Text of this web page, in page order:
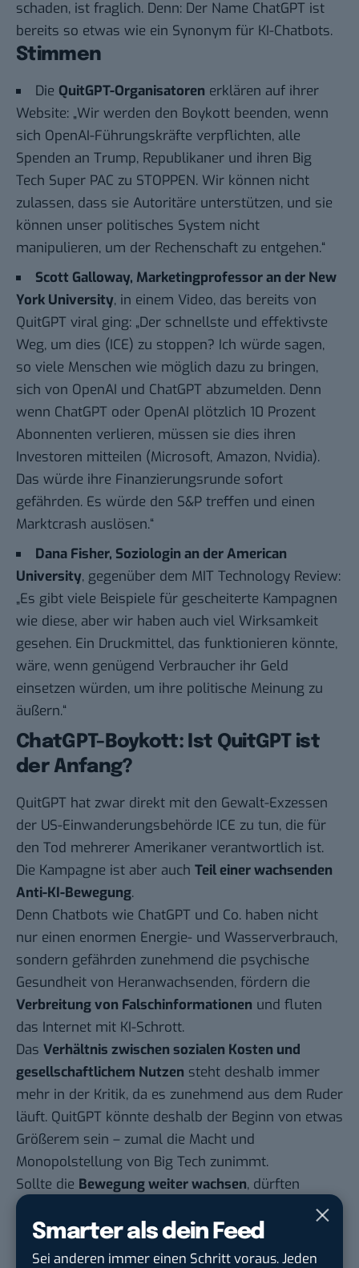
Smarter als dein Feed
Sei anderen immer einen Schritt voraus. Jeden
schaden, ist fraglich. Denn: Der Name ChatGPT ist
bereits so etwas wie ein Synonym für KI-Chatbots.
Stimmen
Die QuitGPT-Organisatoren erklären auf ihrer
Website: „Wir werden den Boykott beenden, wenn
sich OpenAI-Führungskräfte verpflichten, alle
Spenden an Trump, Republikaner und ihren Big
Tech Super PAC zu STOPPEN. Wir können nicht
zulassen, dass sie Autoritäre unterstützen, und sie
können unser politisches System nicht
manipulieren, um der Rechenschaft zu entgehen.“
Scott Galloway, Marketingprofessor an der New
York University, in einem Video, das bereits von
QuitGPT viral ging: „Der schnellste und effektivste
Weg, um dies (ICE) zu stoppen? Ich würde sagen,
so viele Menschen wie möglich dazu zu bringen,
sich von OpenAI und ChatGPT abzumelden. Denn
wenn ChatGPT oder OpenAI plötzlich 10 Prozent
Abonnenten verlieren, müssen sie dies ihren
Investoren mitteilen (Microsoft, Amazon, Nvidia).
Das würde ihre Finanzierungsrunde sofort
gefährden. Es würde den S&P treffen und einen
Marktcrash auslösen.“
Dana Fisher, Soziologin an der American
University, gegenüber dem MIT Technology Review:
„Es gibt viele Beispiele für gescheiterte Kampagnen
wie diese, aber wir haben auch viel Wirksamkeit
gesehen. Ein Druckmittel, das funktionieren könnte,
wäre, wenn genügend Verbraucher ihr Geld
einsetzen würden, um ihre politische Meinung zu
äußern.“
ChatGPT-Boykott: Ist QuitGPT ist
der Anfang?
QuitGPT hat zwar direkt mit den Gewalt-Exzessen
der US-Einwanderungsbehörde ICE zu tun, die für
den Tod mehrerer Amerikaner verantwortlich ist.
Die Kampagne ist aber auch Teil einer wachsenden
Anti-KI-Bewegung.
Denn Chatbots wie ChatGPT und Co. haben nicht
nur einen enormen Energie- und Wasserverbrauch,
sondern gefährden zunehmend die psychische
Gesundheit von Heranwachsenden, fördern die
Verbreitung von Falschinformationen und fluten
das Internet mit KI-Schrott.
Das Verhältnis zwischen sozialen Kosten und
gesellschaftlichem Nutzen steht deshalb immer
mehr in der Kritik, da es zunehmend aus dem Ruder
läuft. QuitGPT könnte deshalb der Beginn von etwas
Größerem sein – zumal die Macht und
Monopolstellung von Big Tech zunimmt.
Sollte die Bewegung weiter wachsen, dürften
mögliche Reaktionen von OpenAI mit Spannung zu
erwarten sein. Bislang hält sich das Unternehmen
zu QuitGPT allerdings bedeckt.